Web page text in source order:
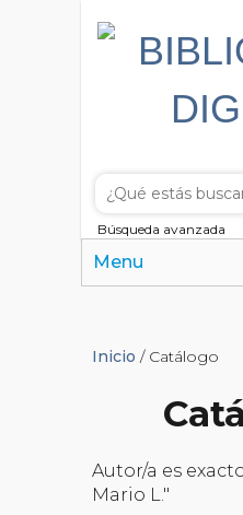
Búsqueda avanzada
Menu
Inicio / Catálogo
Autor/a es
Mario L."